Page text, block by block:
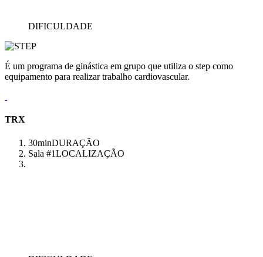
DIFICULDADE
É um programa de ginástica em grupo que utiliza o step como
equipamento para realizar trabalho cardiovascular.
TRX
30minDURAÇÃO
Sala #1LOCALIZAÇÃO